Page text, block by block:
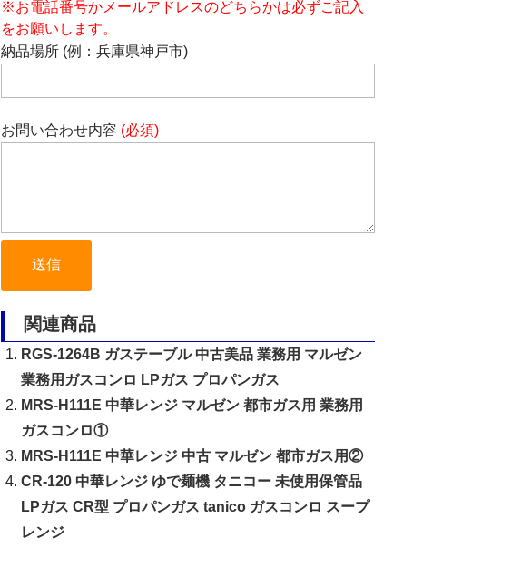
※お電話番号かメールアドレスのどちらかは必ずご記入
をお願いします。
納品場所 (例：兵庫県神戸市)
お問い合わせ内容 (必須)
関連商品
RGS-1264B ガステーブル 中古美品 業務用 マルゼン
業務用ガスコンロ LPガス プロパンガス
MRS-H111E 中華レンジ マルゼン 都市ガス用 業務用
ガスコンロ①
MRS-H111E 中華レンジ 中古 マルゼン 都市ガス用②
CR-120 中華レンジ ゆで麺機 タニコー 未使用保管品
LPガス CR型 プロパンガス tanico ガスコンロ スープ
レンジ